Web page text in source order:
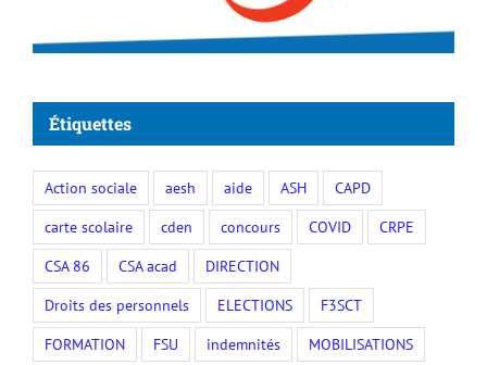
Étiquettes
Action sociale aesh aide ASH
CAPD
carte scolaire
cden concours COVID
CRPE
CSA 86
CSA acad
DIRECTION
Droits des personnels
ELECTIONS
F3SCT
FORMATION
FSU indemnités
MOBILISATIONS